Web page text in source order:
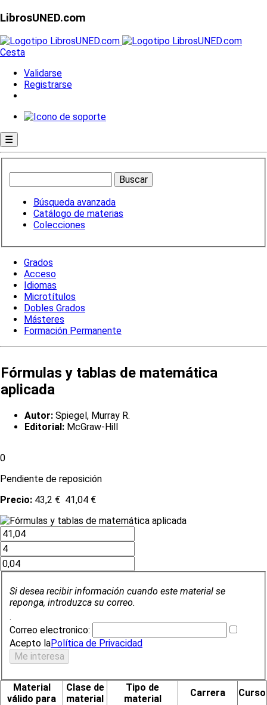
LibrosUNED.com
Cesta
Validarse
Registrarse
☰
Búsqueda avanzada
Catálogo de materias
Colecciones
Grados
Acceso
Idiomas
Microtítulos
Dobles Grados
Másteres
Formación Permanente
Fórmulas y tablas de matemática
aplicada
Autor: Spiegel, Murray R.
Editorial: McGraw-Hill
0
Pendiente de reposición
Precio: 43,2 € 41,04 €
Si desea recibir información cuando este material se
reponga, introduzca su correo.
.
Correo electronico:
Acepto laPolítica de Privacidad
Material
válido para
Clase de
material
Tipo de
material
Carrera Curso